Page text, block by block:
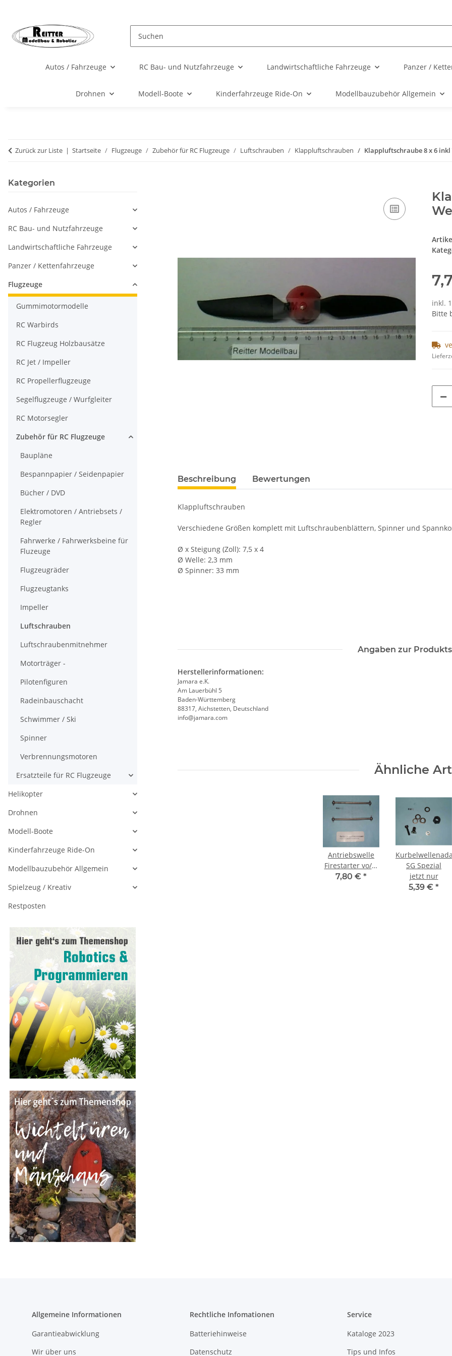
Autos / Fahrzeuge RC Bau- und Nutzfahrzeuge Landwirtschaftliche Fahrzeuge Panzer /
Drohnen Modell-Boote Kinderfahrzeuge Ride-On Modellbauzubehör Allgemein
Zurück zur Liste Startseite Flugzeuge Zubehör für RC Flugzeuge Luftschrauben Klappluftschrauben Klappluftschraube 8 x 6
inkl.
Bitte
Beschreibung Bewertungen
Klappluftschrauben
Verschiedene Größen komplett mit Luftschraubenblättern, Spinner und
Ø x Steigung (Zoll): 7,5 x 4
Ø Welle: 2,3 mm
Ø Spinner: 33 mm
Angaben zur
Herstellerinformationen:
Jamara e.K.
Am Lauerbühl 5
Baden-Württemberg
88317, Aichstetten, Deutschland
info@jamara.com
Ähnliche
Antriebswelle
Firestarter vo/hi
VE2
7,80 € *
SG Spezial
jetzt nur
5,39 € *
Kategorien
Autos / Fahrzeuge
RC Bau- und Nutzfahrzeuge
Landwirtschaftliche Fahrzeuge
Panzer / Kettenfahrzeuge
Flugzeuge
Gummimotormodelle
RC Warbirds
RC Flugzeug Holzbausätze
RC Jet / Impeller
RC Propellerflugzeuge
Segelflugzeuge / Wurfgleiter
RC Motorsegler
Zubehör für RC Flugzeuge
Baupläne
Bespannpapier / Seidenpapier
Bücher / DVD
Elektromotoren / Antriebsets /
Regler
Fahrwerke / Fahrwerksbeine für
Fluzeuge
Flugzeugräder
Flugzeugtanks
Impeller
Luftschrauben
Luftschraubenmitnehmer
Motorträger -
Pilotenfiguren
Radeinbauschacht
Schwimmer / Ski
Spinner
Verbrennungsmotoren
Ersatzteile für RC Flugzeuge
Helikopter
Drohnen
Modell-Boote
Kinderfahrzeuge Ride-On
Modellbauzubehör Allgemein
Spielzeug / Kreativ
Restposten
Allgemeine Informationen
Garantieabwicklung
Wir über uns
Rechtliche Infomationen
Batteriehinweise
Datenschutz
Service
Kataloge 2023
Tips und Infos